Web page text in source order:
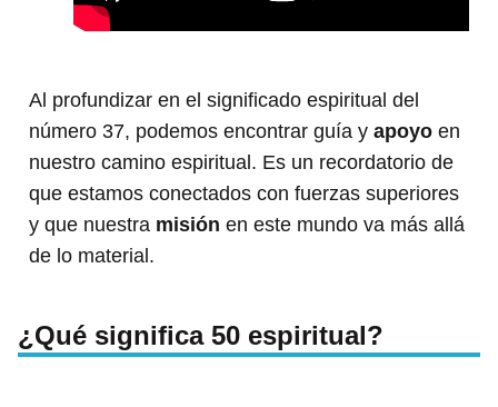
Al profundizar en el significado espiritual del
número 37, podemos encontrar guía y apoyo en
nuestro camino espiritual. Es un recordatorio de
que estamos conectados con fuerzas superiores
y que nuestra misión en este mundo va más allá
de lo material.
¿Qué significa 50 espiritual?